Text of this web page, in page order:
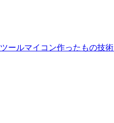
ツールマイコン作ったもの技術